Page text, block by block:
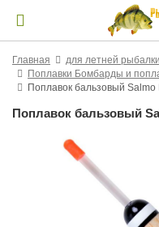
Главная для летней рыбалки
Поплавки Бомбарды и
Поплавок бальзовый Salmo
Поплавок бальзовый